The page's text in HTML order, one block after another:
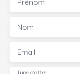
Nom
Email
Type d'offre